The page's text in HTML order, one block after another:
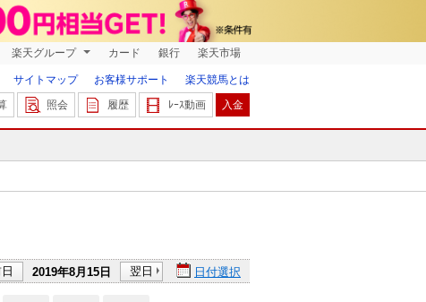
楽天グループ カード 銀行 楽天市場
サイトマップ お客様サポート
楽天競馬とは
照会 履歴 ﾚｰｽ動画 入金
2019年8月15日 翌日 日付選択